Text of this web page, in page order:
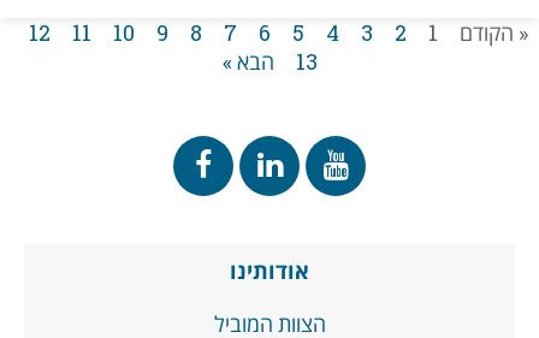
« הקודם 1
2
3
4
5
6
7
8
9
10
11
12
13
הבא »
אודותינו
הצוות המוביל